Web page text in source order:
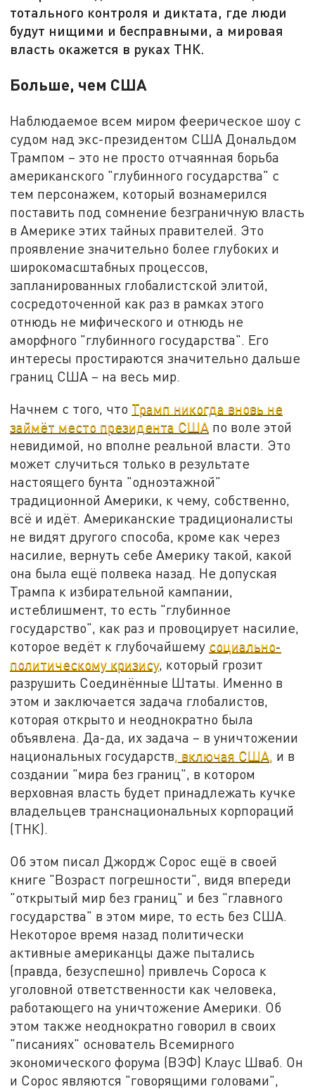
тотального контроля и диктата, где люди
будут нищими и бесправными, а мировая
власть окажется в руках ТНК.
Больше, чем США
Наблюдаемое всем миром феерическое шоу с
судом над экс-президентом США Дональдом
Трампом – это не просто отчаянная борьба
американского "глубинного государства" с
тем персонажем, который вознамерился
поставить под сомнение безграничную власть
в Америке этих тайных правителей. Это
проявление значительно более глубоких и
широкомасштабных процессов,
запланированных глобалистской элитой,
сосредоточенной как раз в рамках этого
отнюдь не мифического и отнюдь не
аморфного "глубинного государства". Его
интересы простираются значительно дальше
границ США – на весь мир.
Начнем с того, что Трамп никогда вновь не
займёт место президента США по воле этой
невидимой, но вполне реальной власти. Это
может случиться только в результате
настоящего бунта "одноэтажной"
традиционной Америки, к чему, собственно,
всё и идёт. Американские традиционалисты
не видят другого способа, кроме как через
насилие, вернуть себе Америку такой, какой
она была ещё полвека назад. Не допуская
Трампа к избирательной кампании,
истеблишмент, то есть "глубинное
государство", как раз и провоцирует насилие,
которое ведёт к глубочайшему социально-
политическому кризису, который грозит
разрушить Соединённые Штаты. Именно в
этом и заключается задача глобалистов,
которая открыто и неоднократно была
объявлена. Да-да, их задача – в уничтожении
национальных государств, включая США, и в
создании "мира без границ", в котором
верховная власть будет принадлежать кучке
владельцев транснациональных корпораций
(ТНК).
Об этом писал Джордж Сорос ещё в своей
книге "Возраст погрешности", видя впереди
"открытый мир без границ" и без "главного
государства" в этом мире, то есть без США.
Некоторое время назад политически
активные американцы даже пытались
(правда, безуспешно) привлечь Сороса к
уголовной ответственности как человека,
работающего на уничтожение Америки. Об
этом также неоднократно говорил в своих
"писаниях" основатель Всемирного
экономического форума (ВЭФ) Клаус Шваб. Он
и Сорос являются "говорящими головами",